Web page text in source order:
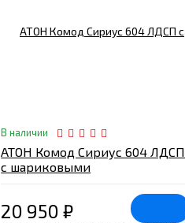
В наличии
АТОН Комод Сириус 604 ЛДСП
с шариковыми
20 950₽